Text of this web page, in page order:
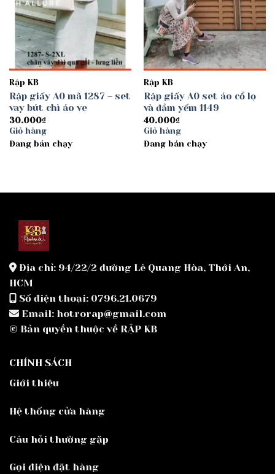
Rập KB
Rập giấy A0 mã 1287 – set
vay bút chì áo ve
30.000₫
Giỏ hàng
Đang bán chạy
Rập KB
Rập giấy A0 set áo cổ lọ
và đầm yếm 1149
40.000₫
Giỏ hàng
Đang bán chạy
Địa chỉ: 94/22/2 đường Lê Quang Hòa, Thới An,
HCM
Số điện thoại: 0796.21.0679
Email: hotrorap@gmail.com
© Bản quyền thuộc về RẬP KB
CHÍNH SÁCH
Giới thiệu
Hệ thống cửa hàng
Câu hỏi thường gặp
Gọi điện đặt hàng